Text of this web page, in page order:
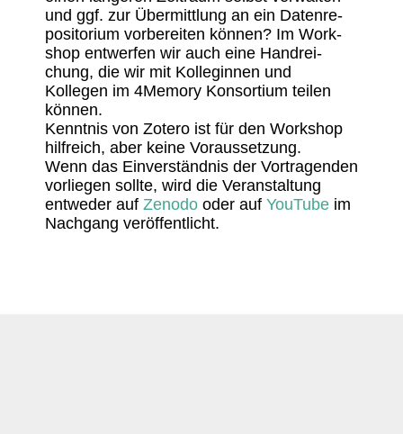
und ggf. zur Über­mitt­lung an ein Daten­re­
po­si­to­rium vorbe­reiten können? Im Work­
shop entwerfen wir auch eine Hand­rei­
chung, die wir mit Kolle­ginnen und
Kollegen im 4Memory Konsor­tium teilen
können.
Kenntnis von Zotero ist für den Work­shop
hilf­reich, aber keine Voraussetzung.
Wenn das Einver­ständnis der Vortra­genden
vorliegen sollte, wird die Veran­stal­tung
entweder auf Zenodo oder auf YouTube im
Nach­gang veröffentlicht.